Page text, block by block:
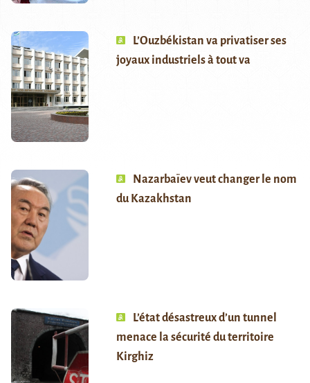
L’Ouzbékistan va privatiser ses
joyaux industriels à tout va
Nazarbaïev veut changer le nom
du Kazakhstan
L’état désastreux d’un tunnel
menace la sécurité du territoire
Kirghiz